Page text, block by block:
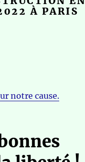
À PARIS
notre cause.